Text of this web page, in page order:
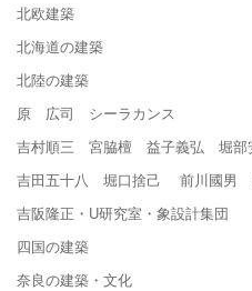
北欧建築
北海道の建築
北陸の建築
原 広司 シーラカンス
吉村順三 宮脇檀 益子義弘 堀部
吉田五十八 堀口捨己 前川國男
吉阪隆正・U研究室・象設計集団
四国の建築
奈良の建築・文化